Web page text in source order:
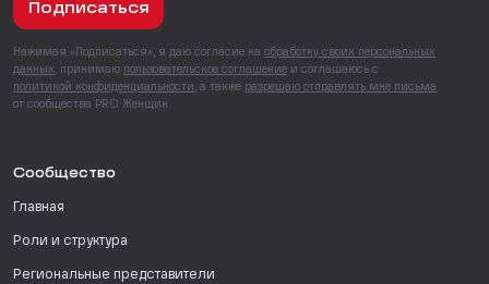
Подписаться
Нажимая «Подписаться», я даю согласие на обработку своих персональных
данных , принимаю пользовательское соглашение и соглашаюсь с
политикой конфиденциальности , а также разрешаю отправлять мне письма
от сообщества PRO Женщин.
Сообщество
Главная
Роли и структура
Региональные представители